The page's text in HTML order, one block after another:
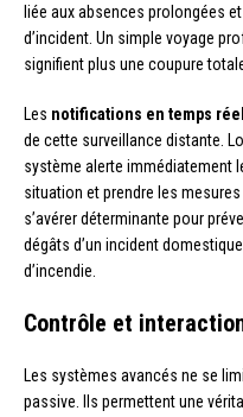
liée aux absences prolongées
d’incident. Un simple voyage
signifient plus une coupure
Les notifications en temps réel
de cette surveillance distante.
système alerte immédiatement
situation et prendre les
s’avérer déterminante pour
dégâts d’un incident
d’incendie.
Contrôle et
Les systèmes avancés ne se
passive. Ils permettent une